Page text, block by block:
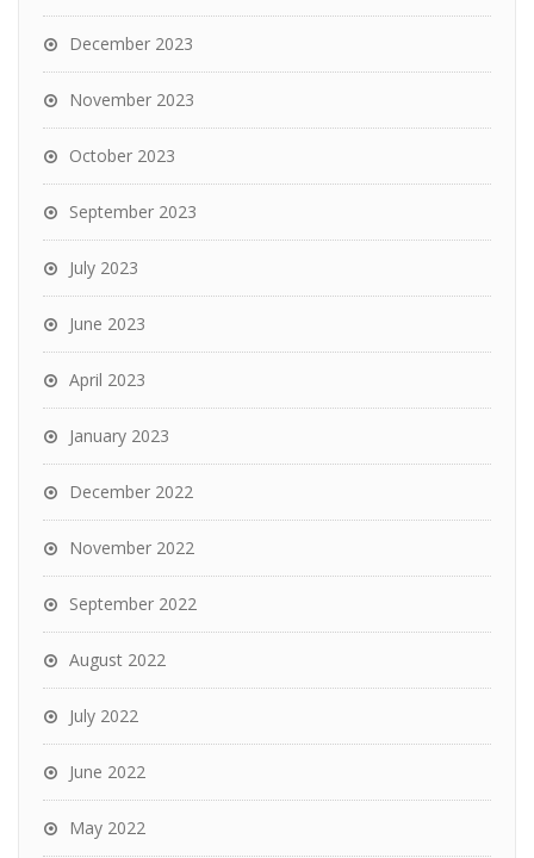
December 2023
November 2023
October 2023
September 2023
July 2023
June 2023
April 2023
January 2023
December 2022
November 2022
September 2022
August 2022
July 2022
June 2022
May 2022